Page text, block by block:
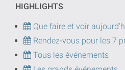
HIGHLIGHTS
Que faire et voir
Rendez-vous pour les 7
Tous les événements